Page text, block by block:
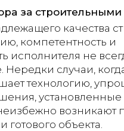
за строительными
качества
компетентность и
исполнителя не
Нередки случаи,
технологию,
установленные
неизбежно
готового объекта.